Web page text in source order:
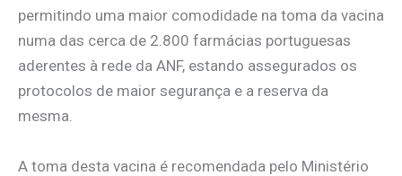
permitindo uma maior comodidade na toma da vacina
numa das cerca de 2.800 farmácias portuguesas
aderentes à rede da ANF, estando assegurados os
protocolos de maior segurança e a reserva da
mesma.
A toma desta vacina é recomendada pelo Ministério